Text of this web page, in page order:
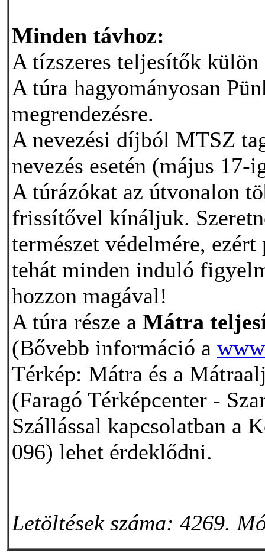
Minden távhoz:
A tízszeres teljesítők külön
A túra hagyományosan
megrendezésre.
A nevezési díjból MTSZ
nevezés esetén (május
A túrázókat az útvonalon
frissítővel kínáljuk.
természet védelmére,
tehát minden induló
hozzon magával!
A túra része a Mátra
(Bővebb információ a
Térkép: Mátra és a
(Faragó Térképcenter -
Szállással kapcsolatban a
096) lehet érdeklődni.
Letöltések száma: 4269.